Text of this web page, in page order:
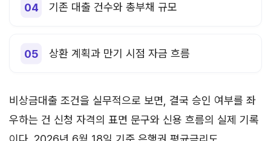
기존 대출 건수와 총부채 규모
상환 계획과 만기 시점 자금 흐름
비상금대출 조건을 실무적으로 보면, 결국 승인 여부를 좌
우하는 건 신청 자격의 표면 문구와 신용 흐름의 실제 기록